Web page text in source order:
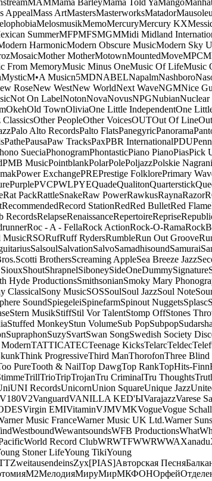
MAMMama BarleyMama Told YaMango
AppealMass ArtMastersMasterworksMatador
MelosmusikMemoMercuryMercury KX
SummerMFPMFSMGMMidi Midland
HarmonicModern Obscure MusicModern Sky
MosaicMother MotherMotownMountedMoveMPC
From MemoryMusic Minus OneMusic Of LifeMusic
MysticM•A Musicn5MDNABELNapalmNashboro
RoseNew WestNew WorldNext WaveNGMNice
Not On LabelNotonNovaNovusNPGNubianNuclear
OkehOld TownOliviaOne Little IndependentOne
Other PeopleOther VoicesOUTOut Of Line
Palo Alto RecordsPalto FlatsPanegyricPanorama
PathePausaPaw TracksPaxPBR InternationalPDU
SueciaPhonogramPhontasticPiano PianoPiasPick
PMB MusicPointblankPolarPolePoljazzPolskie
Power ExchangePREPrestige FolklorePrimary
PurplePVCPWLPYEQuadeQualitonQuarterstick
Rat PackRattleSnakeRaw PowerRawkusRaynaRazor
RecommendedRecord StationRedRed BulletRed Flame
RecordsRelapseRenaissanceRepertoireReprise
Roc - A - FellaRock ActionRock-O-Rama
MusicRSORufRuff RydersRumbleRun Out Groove
SalsoulSalvationSalvoSamadhisoundSamurai
Scotti BrothersScreaming AppleSea Breeze Jazz
ShoutShrapnelSiboneySideOneDummySignature
Hyde ProductionsSmithsonianSmoky Mary
ClassicalSony MusicSOSSoulSoul JazzSoul Note
SoundSpiegeleiSpinefarmSpinout NuggetsSplasc
Stern MusikStiffStil Vor TalentStomp OffStones
Stuffed MonkeyStun VolumeSub PopSubpop
SupraphonSuzySvartSwan SongSwedish Society
TATTICATECTeenage KicksTelarcTeldec
Think ProgressiveThird ManThorofonThree Blind
PureTooth & NailTop DawgTop RankTopHits-
TrillTrioTripTrojanTru CriminalTru Thoughts
UNI RecordsUnicornUnion SquareUnique Jazz
V180V2VanguardVANILLA KED'ЫVarajazzVarese
Virgin EMIVitaminVJMVMKVogueVogue
Music FranceWarner Music UK Ltd.Warner
WestboundWewantsoundsWFB ProductionsWhat
World Record ClubWRWTFWWRWWAXanadu
Stoner LifeYoung TikiYoung
ZweitausendeinsZyx[PIAS]Авторская Песня
М2МелодияМируМирМКФОНОрфей